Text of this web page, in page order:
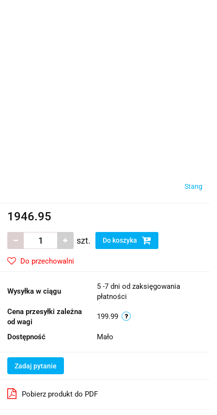
Stang
1946.95
szt. Do koszyka
Do przechowalni
Wysyłka w ciągu
5 -7 dni od zaksięgowania
płatności
Cena przesyłki zależna
od wagi
199.99
Dostępność Mało
Zadaj pytanie
Pobierz produkt do PDF